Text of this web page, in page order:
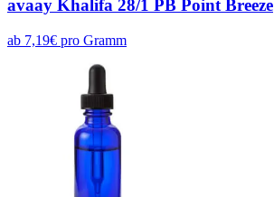
avaay Khalifa 28/1 PB Point Breeze
ab 7,19€ pro Gramm